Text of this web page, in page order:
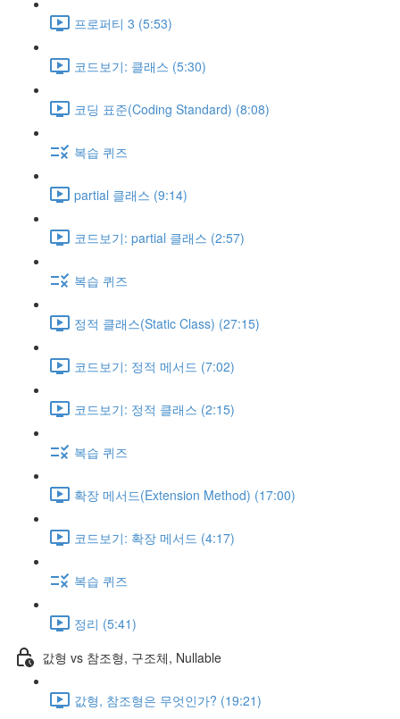
프로퍼티 3 (5:53)
코드보기: 클래스 (5:30)
코딩 표준(Coding Standard) (8:08)
복습 퀴즈
partial 클래스 (9:14)
코드보기: partial 클래스 (2:57)
복습 퀴즈
정적 클래스(Static Class) (27:15)
코드보기: 정적 메서드 (7:02)
코드보기: 정적 클래스 (2:15)
복습 퀴즈
확장 메서드(Extension Method) (17:00)
코드보기: 확장 메서드 (4:17)
복습 퀴즈
정리 (5:41)
값형 vs 참조형, 구조체, Nullable
값형, 참조형은 무엇인가? (19:21)